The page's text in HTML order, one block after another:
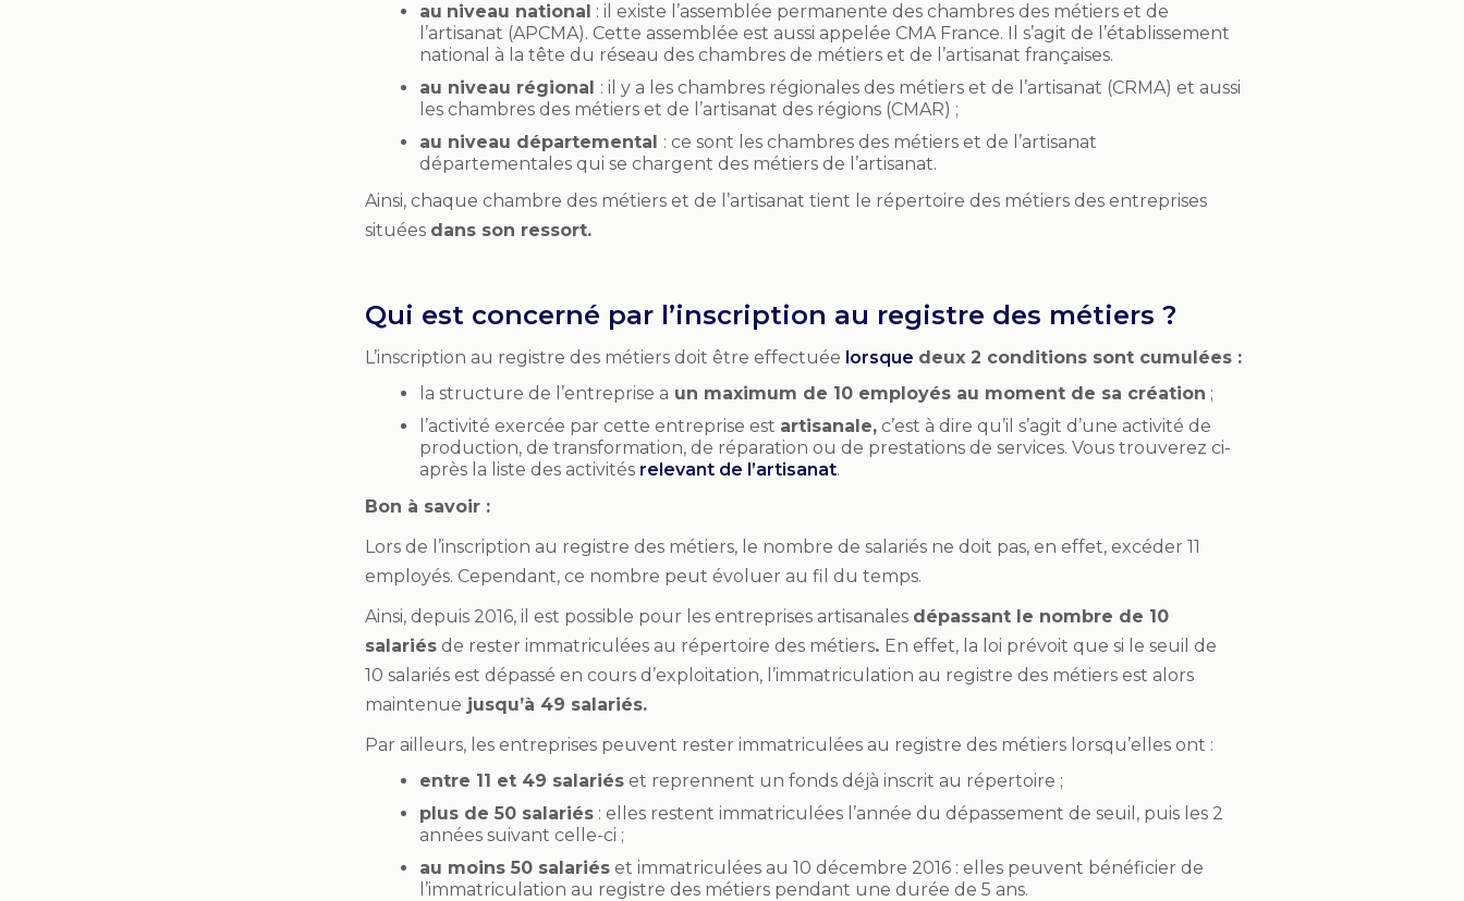
au niveau national : il existe l’assemblée permanente des chambres des métiers et de
l’artisanat (APCMA). Cette assemblée est aussi appelée CMA France. Il s’agit de l’établissement
national à la tête du réseau des chambres de métiers et de l’artisanat françaises.
au niveau régional : il y a les chambres régionales des métiers et de l’artisanat (CRMA) et aussi
les chambres des métiers et de l’artisanat des régions (CMAR) ;
au niveau départemental : ce sont les chambres des métiers et de l’artisanat
départementales qui se chargent des métiers de l’artisanat.
Ainsi, chaque chambre des métiers et de l’artisanat tient le répertoire des métiers des entreprises
situées dans son ressort.
Qui est concerné par l’inscription au registre des métiers ?
L’inscription au registre des métiers doit être effectuée lorsque deux 2 conditions sont cumulées :
la structure de l’entreprise a un maximum de 10 employés au moment de sa création ;
l’activité exercée par cette entreprise est artisanale, c’est à dire qu’il s’agit d’une activité de
production, de transformation, de réparation ou de prestations de services. Vous trouverez ci-
après la liste des activités relevant de l’artisanat.
Bon à savoir :
Lors de l’inscription au registre des métiers, le nombre de salariés ne doit pas, en effet, excéder 11
employés. Cependant, ce nombre peut évoluer au fil du temps.
Ainsi, depuis 2016, il est possible pour les entreprises artisanales dépassant le nombre de 10
salariés de rester immatriculées au répertoire des métiers. En effet, la loi prévoit que si le seuil de
10 salariés est dépassé en cours d’exploitation, l’immatriculation au registre des métiers est alors
maintenue jusqu’à 49 salariés.
Par ailleurs, les entreprises peuvent rester immatriculées au registre des métiers lorsqu’elles ont :
entre 11 et 49 salariés et reprennent un fonds déjà inscrit au répertoire ;
plus de 50 salariés : elles restent immatriculées l’année du dépassement de seuil, puis les 2
années suivant celle-ci ;
au moins 50 salariés et immatriculées au 10 décembre 2016 : elles peuvent bénéficier de
l’immatriculation au registre des métiers pendant une durée de 5 ans.